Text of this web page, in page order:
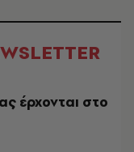
έρχονται στο